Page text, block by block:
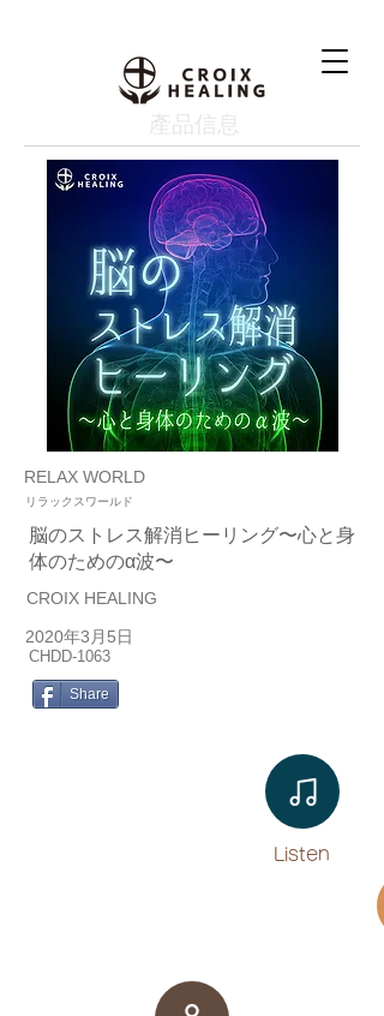
產品信息
RELAX WORLD
リラックスワールド
脳のストレス解消ヒーリング〜心と身
体のためのα波〜
CROIX HEALING
2020年3月5日
CHDD-1063
Share
Listen​